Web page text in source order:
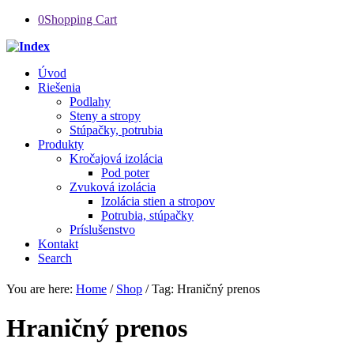
0Shopping Cart
Úvod
Riešenia
Podlahy
Steny a stropy
Stúpačky, potrubia
Produkty
Kročajová izolácia
Pod poter
Zvuková izolácia
Izolácia stien a stropov
Potrubia, stúpačky
Príslušenstvo
Kontakt
Search
You are here: Home / Shop / Tag: Hraničný prenos
Hraničný prenos